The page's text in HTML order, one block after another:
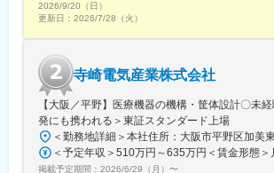
■採用背景：
■キャリアパス：
入社のタイミングでは機構設計に携わってい
的には新商品の企画などに携わっていくこ
また、将来的には技術部をリードする存在と
担当いただきたく検討しております。
2026/9/20（日）
更新日： 2026/7/28（火）
寺崎電気産業株式会社
【大阪／平野】医療機器の機構・筐体設計〇未
発にも携われる＞東証スタンダード上場
掲載予定期間： 2026/6/29（月） 〜